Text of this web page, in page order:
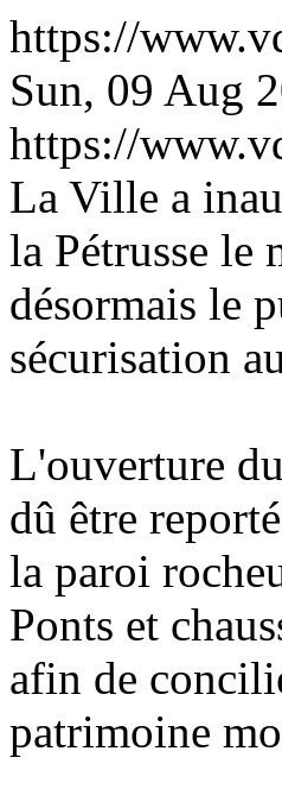
https://
Sun, 09 Aug
https://
La Ville a
la Pétrusse le
désormais le
sécurisation
L'ouverture
dû être
la paroi
Ponts et
afin de
patrimoine